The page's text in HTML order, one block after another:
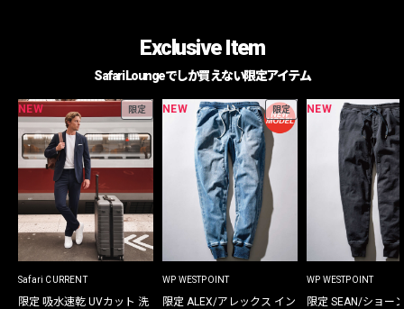
Exclusive Item
Safari Loungeでしか買えない限定アイテム
NEW 限定
Safari CURRENT
限定 吸水速乾 UVカット 洗
NEW 限定
WP WESTPOINT
限定 ALEX/アレックス イン
NEW
WP WESTPOINT
限定 SEAN/ショー